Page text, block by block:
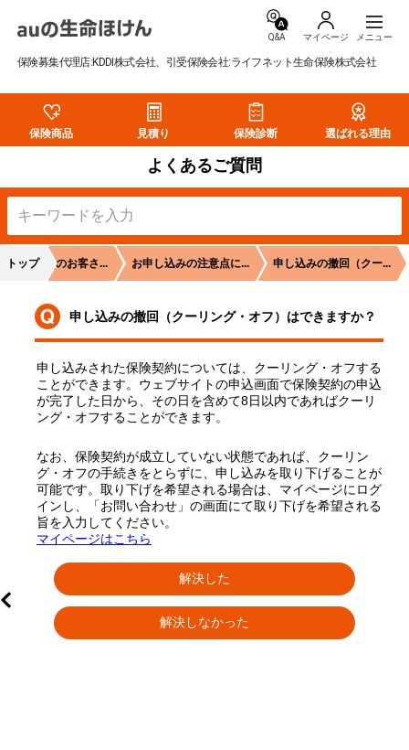
Q&A マイページ
保険募集代理店:KDDI株式会社、引受保険会社:ライフネット生命保険株式会社
保険商品 見積り 保険診断 選ばれる理由
よくあるご質問
トップ
をご検討のお客さ... お申し込みの注意点に... 申し込みの撤回（クー...
申し込みの撤回（クーリング・オフ）はできますか？
申し込みされた保険契約については、クーリング・オフする
ことができます。ウェブサイトの申込画面で保険契約の申込
が完了した日から、その日を含めて8日以内であればクーリ
ング・オフすることができます。
なお、保険契約が成立していない状態であれば、クーリン
グ・オフの手続きをとらずに、申し込みを取り下げることが
可能です。取り下げを希望される場合は、マイページにログ
インし、「お問い合わせ」の画面にて取り下げを希望される
旨を入力してください。
マイページはこちら
解決した
解決しなかった